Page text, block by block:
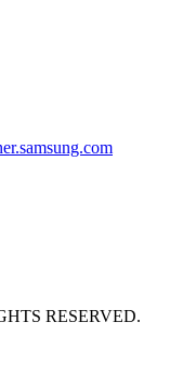
RESERVED.